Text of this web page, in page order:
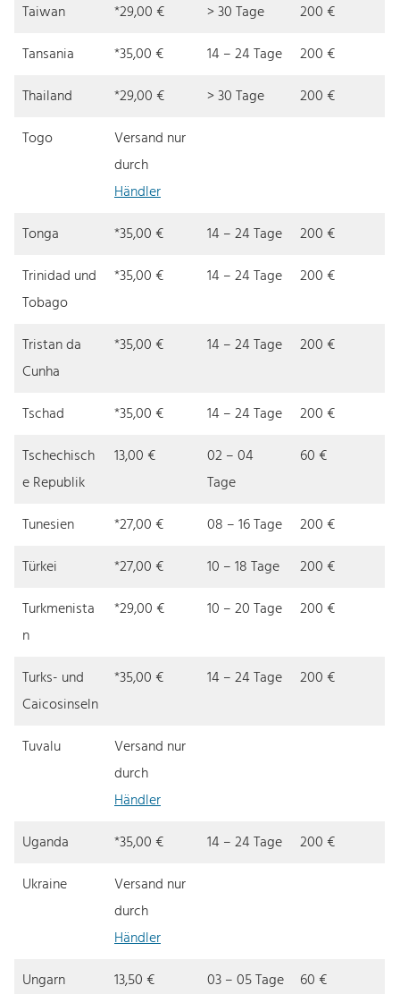
Taiwan *29,00 € > 30 Tage
200 €
Tansania
*35,00 € 14 – 24 Tage
200 €
Thailand
*29,00 € > 30 Tage
200 €
Togo
Versand nur
durch
Händler
Tonga
*35,00 € 14 – 24 Tage
200 €
Trinidad und
Tobago
*35,00 € 14 – 24 Tage 200 €
Tristan da
Cunha
*35,00 € 14 – 24 Tage 200 €
Tschad *35,00 € 14 – 24 Tage
200 €
Tschechisch
e Republik
13,00 €
02 – 04
Tage
60 €
Tunesien *27,00 € 08 – 16 Tage
200 €
Türkei
*27,00 € 10 – 18 Tage
200 €
Turkmenista
n
*29,00 € 10 – 20 Tage 200 €
Turks- und
Caicosinseln
*35,00 € 14 – 24 Tage 200 €
Tuvalu
Versand nur
durch
Händler
Uganda
*35,00 € 14 – 24 Tage
200 €
Ukraine
Versand nur
durch
Händler
Ungarn
13,50 € 03 – 05 Tage
60 €